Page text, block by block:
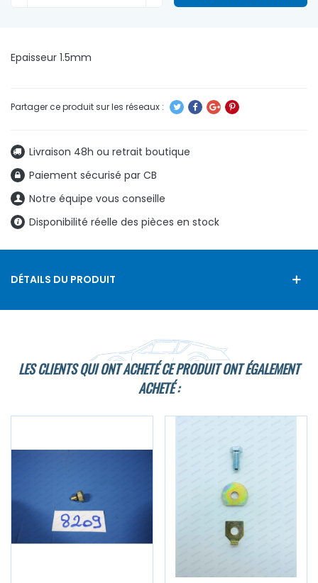
Epaisseur 1.5mm
Livraison 48h ou retrait boutique
Paiement sécurisé par CB
Notre équipe vous conseille
Disponibilité réelle des pièces en stock
DÉTAILS DU PRODUIT
LES CLIENTS QUI ONT ACHETÉ CE PRODUIT ONT ÉGALEMENT
ACHETÉ :